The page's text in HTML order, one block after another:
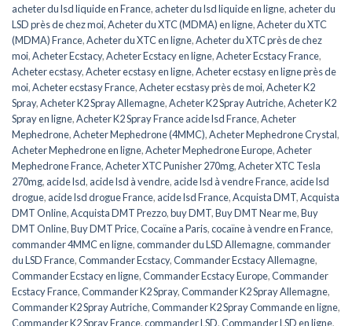
acheter du lsd liquide en France, acheter du lsd liquide en ligne, acheter du
LSD près de chez moi,Acheter du XTC (MDMA) en ligne,Acheter du XTC
(MDMA) France,Acheter du XTC en ligne,Acheter du XTC près de chez
moi,Acheter Ecstacy,Acheter Ecstacy en ligne,Acheter Ecstacy France,
Acheter ecstasy,Acheter ecstasy en ligne,Acheter ecstasy en ligne près de
moi,Acheter ecstasy France,Acheter ecstasy près de moi,Acheter K2
Spray,Acheter K2 Spray Allemagne,Acheter K2 Spray Autriche,Acheter K2
Spray en ligne,Acheter K2 Spray France acide lsd France,Acheter
Mephedrone,Acheter Mephedrone (4MMC),Acheter Mephedrone Crystal,
Acheter Mephedrone en ligne,Acheter Mephedrone Europe,Acheter
Mephedrone France,Acheter XTC Punisher 270mg,Acheter XTC Tesla
270mg, acide lsd, acide lsd à vendre, acide lsd à vendre France, acide lsd
drogue, acide lsd drogue France, acide lsd France,Acquista DMT,Acquista
DMT Online,Acquista DMT Prezzo,buy DMT,Buy DMT Near me,Buy
DMT Online,Buy DMT Price,Cocaïne a Paris,cocaïne à vendre en France,
commander 4MMC en ligne,commander du LSD Allemagne,commander
du LSD France,Commander Ecstacy,Commander Ecstacy Allemagne,
Commander Ecstacy en ligne,Commander Ecstacy Europe,Commander
Ecstacy France,Commander K2 Spray,Commander K2 Spray Allemagne,
Commander K2 Spray Autriche,Commander K2 Spray Commande en ligne,
Commander K2 Spray France,commander LSD,Commander LSD en ligne,